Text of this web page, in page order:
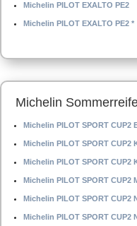
Michelin PILOT EXALTO PE2
Michelin PILOT EXALTO PE2 *
Michelin
Michelin PILOT SPORT CUP2
Michelin PILOT SPORT CUP2
Michelin PILOT SPORT CUP2
Michelin PILOT SPORT CUP2
Michelin PILOT SPORT CUP2
Michelin PILOT SPORT CUP2